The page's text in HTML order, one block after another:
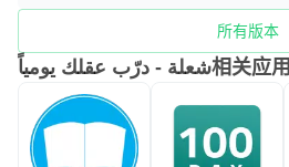
所有版本
شعلة - درّب عقلك يومياً相关应用